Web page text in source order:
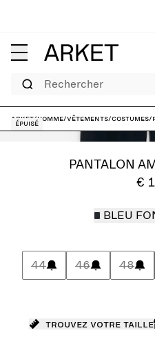
Rechercher
ARKET/Homme/Vêtements/Costumes/
Épuisé
PANTALON
€
BLEU
44 46 48
Trouvez votre taille